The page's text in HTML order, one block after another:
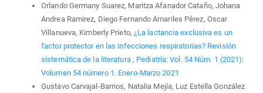
Orlando Germany Suarez, Maritza Afanador Cataño, Johana
Andrea Ramirez, Diego Fernando Amariles Pérez, Oscar
Villanueva, Kimberly Prieto, ¿La lactancia exclusiva es un
factor protector en las infecciones respiratorias? Revisión
sistemática de la literatura , Pediatría: Vol. 54 Núm. 1 (2021):
Volumen 54 número 1. Enero-Marzo 2021
Gustavo Carvajal-Barrios, Natalia Mejía, Luz Estella González